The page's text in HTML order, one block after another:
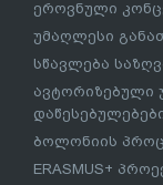
ეროვნული
უმაღლესი
სწავლება
ავტორიზებული
ბოლონიის
ERASMUS+